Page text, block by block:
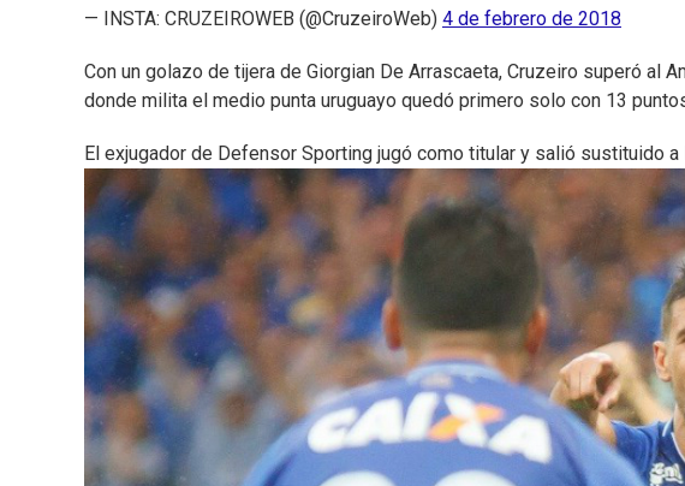
— INSTA: CRUZEIROWEB (@CruzeiroWeb) 4 de febrero de 2018
Con un golazo de tijera de Giorgian De Arrascaeta, Cruzeiro superó al
donde milita el medio punta uruguayo quedó primero solo con 13
El exjugador de Defensor Sporting jugó como titular y salió sustituido